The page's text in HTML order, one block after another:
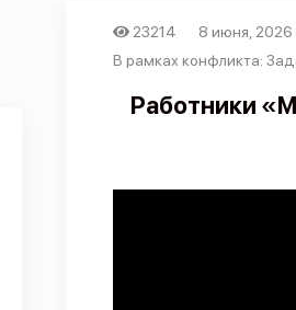
23214
8 июня, 2026
В рамках конфликта:
Работники